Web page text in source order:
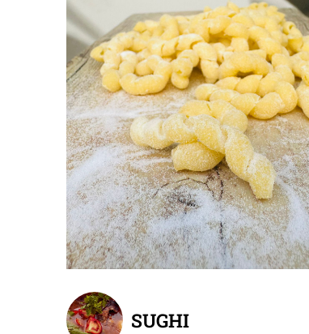
SUGHI